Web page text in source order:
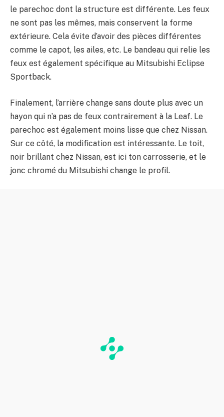
le parechoc dont la structure est différente. Les feux
ne sont pas les mêmes, mais conservent la forme
extérieure. Cela évite d’avoir des pièces différentes
comme le capot, les ailes, etc. Le bandeau qui relie les
feux est également spécifique au Mitsubishi Eclipse
Sportback.
Finalement, l’arrière change sans doute plus avec un
hayon qui n’a pas de feux contrairement à la Leaf. Le
parechoc est également moins lisse que chez Nissan.
Sur ce côté, la modification est intéressante. Le toit,
noir brillant chez Nissan, est ici ton carrosserie, et le
jonc chromé du Mitsubishi change le profil.